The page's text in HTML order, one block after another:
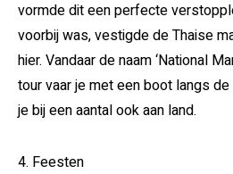
vormde dit een perfecte
voorbij was, vestigde de Thaise
hier. Vandaar de naam ‘National
tour vaar je met een boot langs
je bij een aantal ook aan land.
4. Feesten